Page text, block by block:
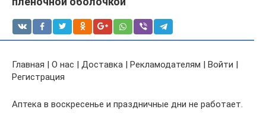
Главная | О нас | Доставка | Рекламодателям | Войти |
Регистрация
Аптека в воскресенье и праздничные дни не работает.